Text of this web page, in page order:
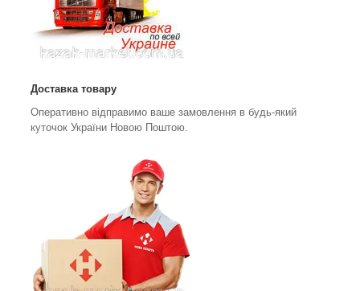
Доставка товару
Оперативно відправимо ваше замовлення в будь-який
куточок України Новою Поштою.